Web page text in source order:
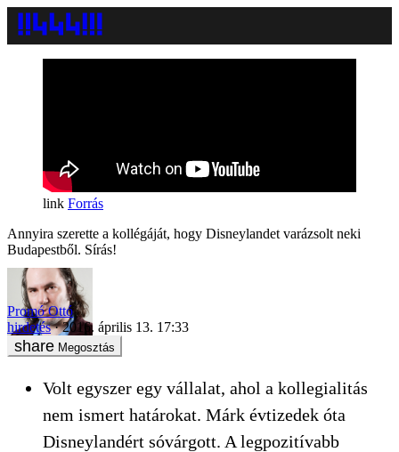
Forrás
Annyira szerette a kollégáját, hogy Disneylandet varázsolt neki
Budapestből. Sírás!
Promó Ottó
hirdetés
2016. április 13. 17:33
Megosztás
Volt egyszer egy vállalat, ahol a kollegialitás
nem ismert határokat. Márk évtizedek óta
Disneylandért sóvárgott. A legpozitívabb